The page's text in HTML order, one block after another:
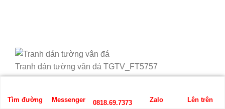
Tranh dán tường vân đá TGTV_FT5757
Tìm đường Messenger 0818.69.7373 Zalo Lên trên